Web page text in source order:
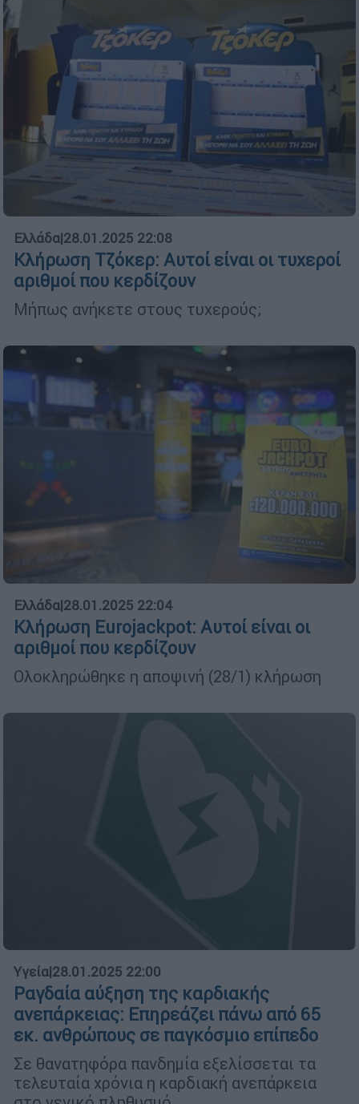
Ελλάδα|28.01.2025 22:08
Κλήρωση Τζόκερ: Αυτοί είναι οι τυχεροί
αριθμοί που κερδίζουν
Μήπως ανήκετε στους τυχερούς;
Ελλάδα|28.01.2025 22:04
Κλήρωση Eurojackpot: Αυτοί είναι οι
αριθμοί που κερδίζουν
Ολοκληρώθηκε η αποψινή (28/1) κλήρωση
Υγεία|28.01.2025 22:00
Ραγδαία αύξηση της καρδιακής
ανεπάρκειας: Επηρεάζει πάνω από 65
εκ. ανθρώπους σε παγκόσμιο επίπεδο
Σε θανατηφόρα πανδημία εξελίσσεται τα
τελευταία χρόνια η καρδιακή ανεπάρκεια